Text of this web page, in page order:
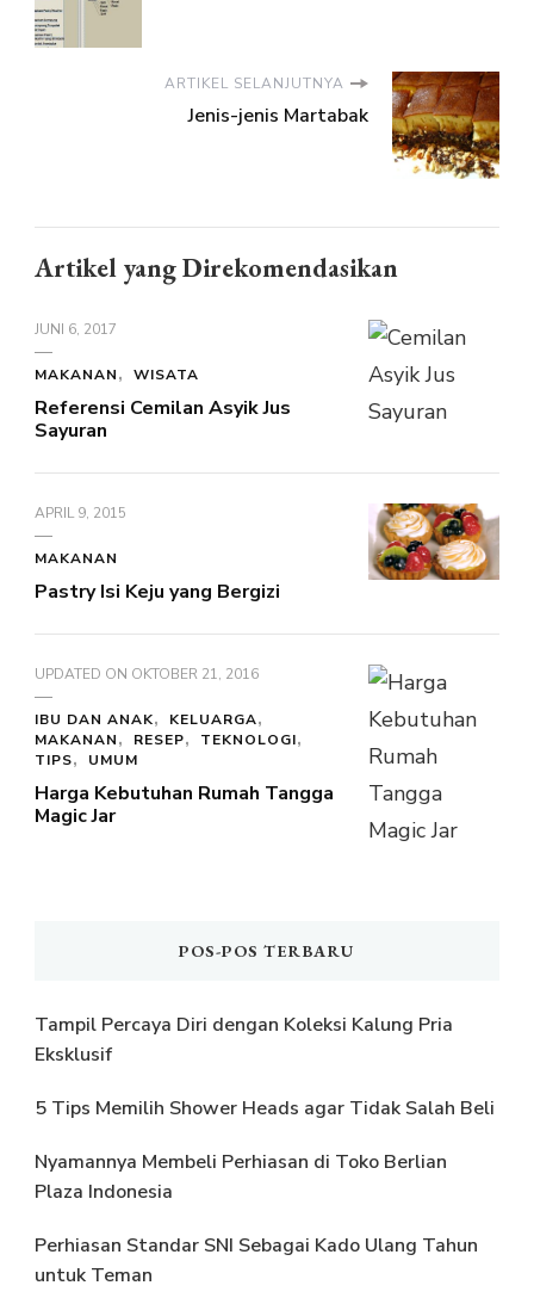
ARTIKEL SELANJUTNYA
Jenis-jenis Martabak
Artikel yang Direkomendasikan
JUNI 6, 2017
MAKANAN WISATA
Referensi Cemilan Asyik Jus
Sayuran
APRIL 9, 2015
MAKANAN
Pastry Isi Keju yang Bergizi
UPDATED ON OKTOBER 21, 2016
IBU DAN ANAK
KELUARGA
MAKANAN
RESEP
TEKNOLOGI
TIPS
UMUM
Harga Kebutuhan Rumah Tangga
Magic Jar
POS-POS TERBARU
Tampil Percaya Diri dengan Koleksi Kalung Pria
Eksklusif
5 Tips Memilih Shower Heads agar Tidak Salah Beli
Nyamannya Membeli Perhiasan di Toko Berlian
Plaza Indonesia
Perhiasan Standar SNI Sebagai Kado Ulang Tahun
untuk Teman